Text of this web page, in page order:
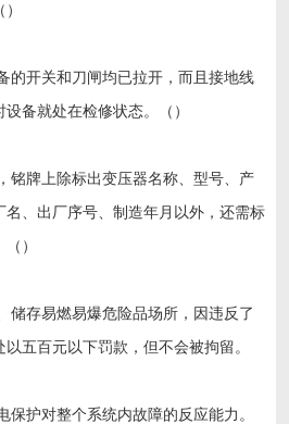
的开关和刀闸均已拉开，而且接地线
备就处在检修状态。（）
铭牌上除标出变压器名称、型号、产
、出厂序号、制造年月以外，还需标
）
储存易燃易爆危险品场所，因违反了
五百元以下罚款，但不会被拘留。
保护对整个系统内故障的反应能力。